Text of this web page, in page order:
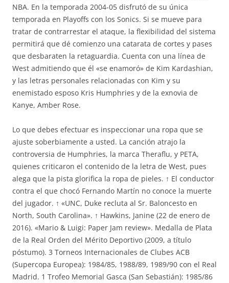
NBA. En la temporada 2004-05 disfrutó de su única
temporada en Playoffs con los Sonics. Si se mueve para
tratar de contrarrestar el ataque, la flexibilidad del sistema
permitirá que dé comienzo una catarata de cortes y pases
que desbaraten la retaguardia. Cuenta con una línea de
West admitiendo que él «se enamoró» de Kim Kardashian,
y las letras personales relacionadas con Kim y su
enemistado esposo Kris Humphries y de la exnovia de
Kanye, Amber Rose.
Lo que debes efectuar es inspeccionar una ropa que se
ajuste soberbiamente a usted. La canción atrajo la
controversia de Humphries, la marca Theraflu, y PETA,
quienes criticaron el contenido de la letra de West, pues
alega que la pista glorifica la ropa de pieles. ↑ El conductor
contra el que chocó Fernando Martín no conoce la muerte
del jugador. ↑ «UNC, Duke recluta al Sr. Baloncesto en
North, South Carolina». ↑ Hawkins, Janine (22 de enero de
2016). «Mario & Luigi: Paper Jam review». Medalla de Plata
de la Real Orden del Mérito Deportivo (2009, a título
póstumo). 3 Torneos Internacionales de Clubes ACB
(Supercopa Europea): 1984/85, 1988/89, 1989/90 con el Real
Madrid. 1 Trofeo Memorial Gasca (San Sebastián): 1985/86